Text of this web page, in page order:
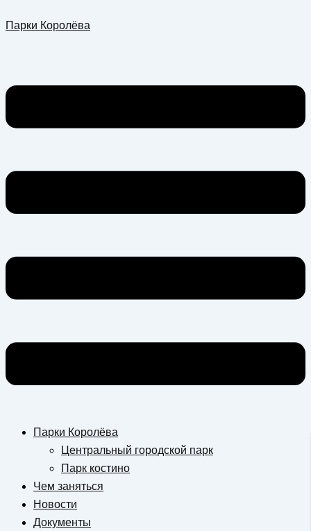
к
Парки Королёва
Парки Королёва
Центральный городской парк
Парк костино
Чем заняться
Новости
Документы